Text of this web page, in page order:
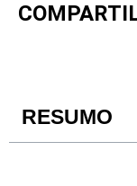
RESUMO